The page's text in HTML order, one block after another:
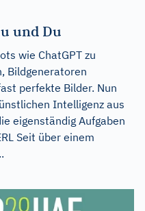
und Du
wie ChatGPT zu
Bildgeneratoren
perfekte Bilder. Nun
Intelligenz aus
eigenständig Aufgaben
Seit über einem